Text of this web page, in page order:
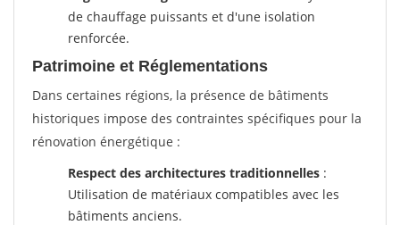
de chauffage puissants et d'une isolation
renforcée.
Patrimoine et Réglementations
Dans certaines régions, la présence de bâtiments
historiques impose des contraintes spécifiques pour la
rénovation énergétique :
Respect des architectures traditionnelles :
Utilisation de matériaux compatibles avec les
bâtiments anciens.